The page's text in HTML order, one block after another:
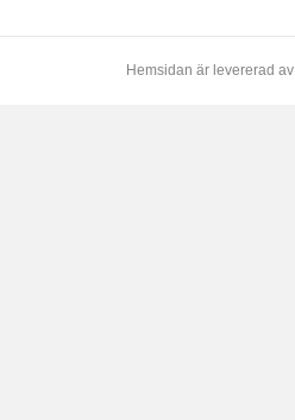
Hemsidan är levererad av